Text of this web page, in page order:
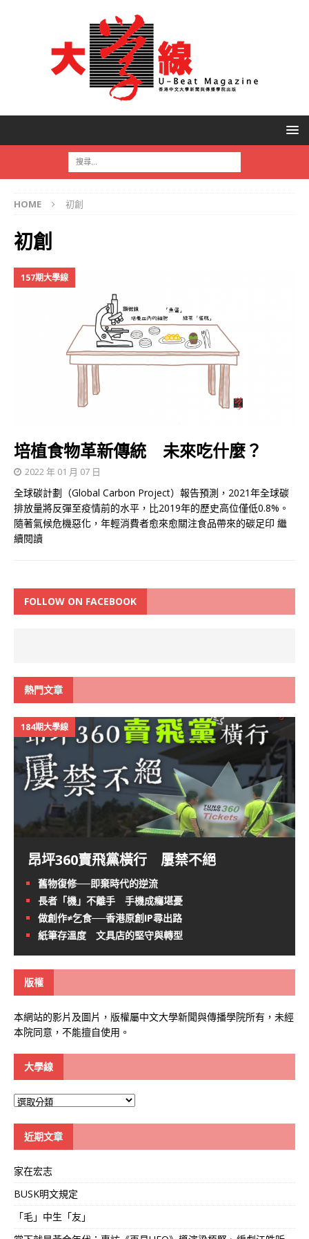
HOME 初創
初創
157期大學線
培植食物革新傳統 未來吃什麼？
2022 年 01 月 07 日
全球碳計劃（Global Carbon Project）報告預測，2021年全球碳
排放量將反彈至疫情前的水平，比2019年的歷史高位僅低0.8%。
隨著氣候危機惡化，年輕消費者愈來愈關注食品帶來的碳足印 繼
續閱讀
FOLLOW ON FACEBOOK
熱門文章
184期大學線
昂坪360賣飛黨橫行 屢禁不絕
舊物復修──即棄時代的逆流
長者「機」不離手 手機成癮堪憂
做創作≠乞食──香港原創IP尋出路
紙筆存溫度 文具店的堅守與轉型
版權
本網站的影片及圖片，版權屬中文大學新聞與傳播學院所有，未經
本院同意，不能擅自使用。
大學線
大
近期文章
家在宏志
BUSK明文規定
「毛」中生「友」